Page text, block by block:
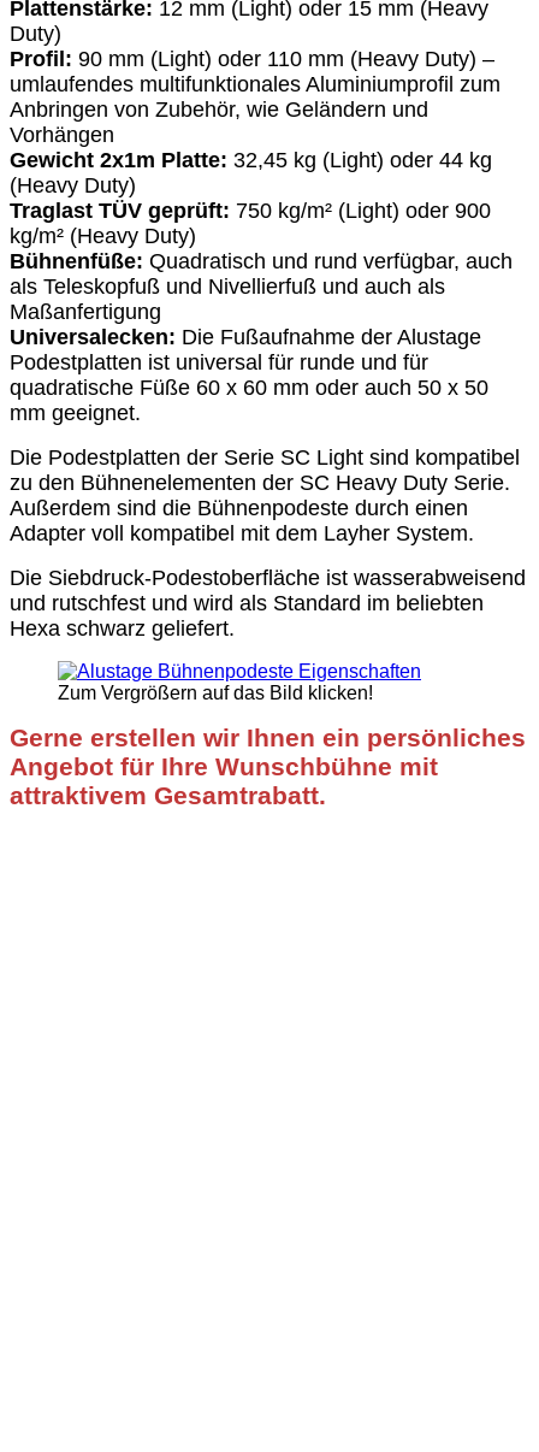
Plattenstärke: 12 mm (Light) oder 15 mm (Heavy
Duty)
Profil: 90 mm (Light) oder 110 mm (Heavy Duty) –
umlaufendes multifunktionales Aluminiumprofil zum
Anbringen von Zubehör, wie Geländern und
Vorhängen
Gewicht 2x1m Platte: 32,45 kg (Light) oder 44 kg
(Heavy Duty)
Traglast TÜV geprüft: 750 kg/m² (Light) oder 900
kg/m² (Heavy Duty)
Bühnenfüße: Quadratisch und rund verfügbar, auch
als Teleskopfuß und Nivellierfuß und auch als
Maßanfertigung
Universalecken: Die Fußaufnahme der Alustage
Podestplatten ist universal für runde und für
quadratische Füße 60 x 60 mm oder auch 50 x 50
mm geeignet.
Die Podestplatten der Serie SC Light sind kompatibel
zu den Bühnenelementen der SC Heavy Duty Serie.
Außerdem sind die Bühnenpodeste durch einen
Adapter voll kompatibel mit dem Layher System.
Die Siebdruck-Podestoberfläche ist wasserabweisend
und rutschfest und wird als Standard im beliebten
Hexa schwarz geliefert.
Zum Vergrößern auf das Bild klicken!
Gerne erstellen wir Ihnen ein persönliches
Angebot für Ihre Wunschbühne mit
attraktivem Gesamtrabatt.